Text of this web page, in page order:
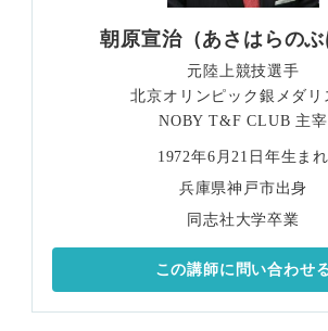
朝原宣治（あさはらのぶ
元陸上競技選手
北京オリンピック銀メダリ
NOBY T&F CLUB 主宰
1972年6月21日年生まれ
兵庫県神戸市出身
同志社大学卒業
この講師に問い合わせ